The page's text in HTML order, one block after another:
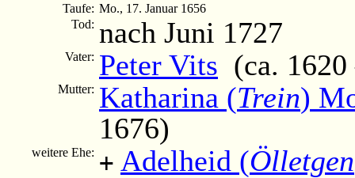
Taufe: Mo., 17. Januar 1656
Tod: nach Juni 1727
Vater: Peter Vits (ca.
Mutter: Katharina (Trein)
1676)
weitere Ehe: + Adelheid (Ölletgen